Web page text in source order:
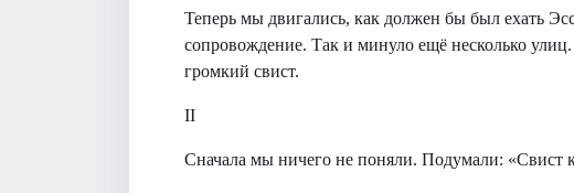
Теперь мы двигались, как должен бы был ехать
сопровождение. Так и минуло ещё несколько
громкий свист.
II
Сначала мы ничего не поняли. Подумали: «Свист